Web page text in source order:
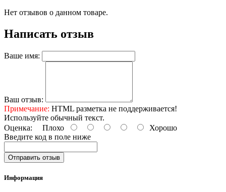
Нет отзывов о данном товаре.
Написать отзыв
Ваше имя:
Ваш отзыв:
Примечание: HTML разметка не поддерживается!
Используйте обычный текст.
Оценка: Плохо
Хорошо
Введите код в поле ниже
Отправить отзыв
Информация